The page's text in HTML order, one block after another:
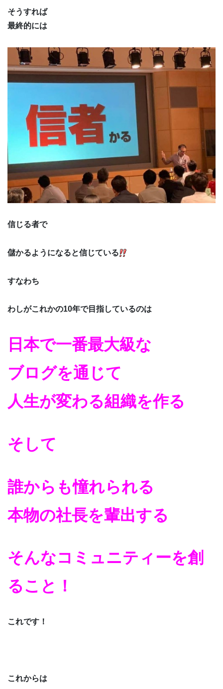
そうすれば
最終的には
信じる者で
儲かるようになると信じている
すなわち
わしがこれかの10年で目指しているのは
日本で一番最大級な
ブログを通じて
人生が変わる組織を作る
そして
誰からも憧れられる
本物の社長を輩出する
そんなコミュニティーを創
ること！
これです！
これからは